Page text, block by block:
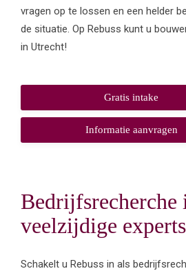
vragen op te lossen en een helder
de situatie. Op Rebuss kunt u
in Utrecht!
Gratis intake
Informatie aanvragen
Bedrijfsrecherche
veelzijdige experts
Schakelt u Rebuss in als